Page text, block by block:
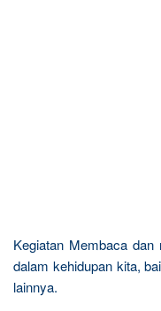
Kegiatan Membaca
dalam kehidupan kita,
lainnya.